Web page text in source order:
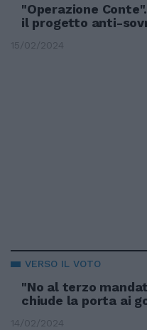
"Operazione
il progetto anti-
15/02/2024
VERSO IL VOTO
"No al terzo
chiude la porta ai
14/02/2024